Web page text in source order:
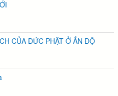
CỦA ĐỨC PHẬT Ở ẤN ĐỘ